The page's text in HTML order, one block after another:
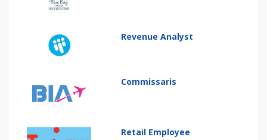
Revenue Analyst
Commissaris
Retail Employee